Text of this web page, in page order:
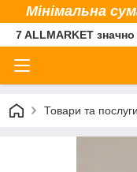
Мінімальна
7 ALLMARKET
Товари та послуги